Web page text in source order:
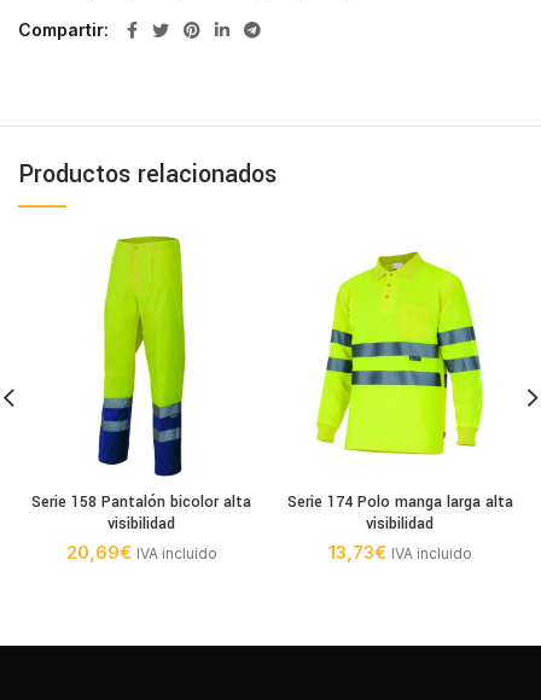
Compartir
Productos relacionados
Serie 158 Pantalón bicolor alta
visibilidad
20,69€ IVA incluido
Serie 174 Polo manga larga alta
visibilidad
13,73€ IVA incluido